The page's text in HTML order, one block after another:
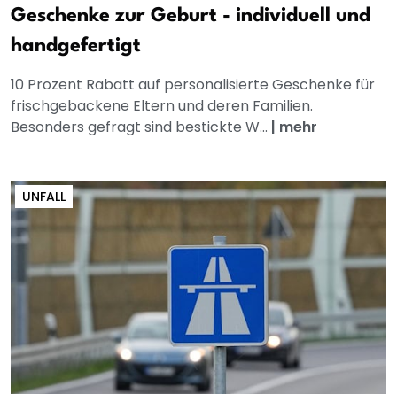
Geschenke zur Geburt - individuell und
handgefertigt
10 Prozent Rabatt auf personalisierte Geschenke für
frischgebackene Eltern und deren Familien.
Besonders gefragt sind bestickte W... | mehr
UNFALL